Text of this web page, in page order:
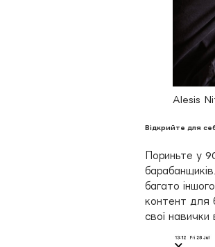
Alesis
Відкрийте для
Пориньте у
багато
контент для
свої навички